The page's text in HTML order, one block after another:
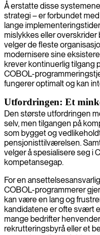
Å erstatte disse
strategi – er forbundet
lange
mislykkes eller
velger de fleste
modernisere sine
krever kontinuerlig tilgang
COBOL-
fungerer optimalt og kan
Utfordringen: Et
Den største utfordringen
selv, men tilgangen på
som bygget og
pensjonisttilværelsen.
velger å spesialisere seg i
kompetansegap.
For en
COBOL-programmerer
kan være en lang og
kandidatene er ofte svært
mange bedrifter
rekrutteringsbyrå eller et